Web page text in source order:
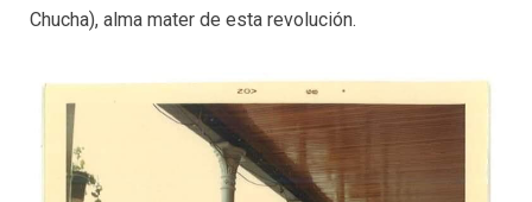
Chucha), alma mater de esta revolución.